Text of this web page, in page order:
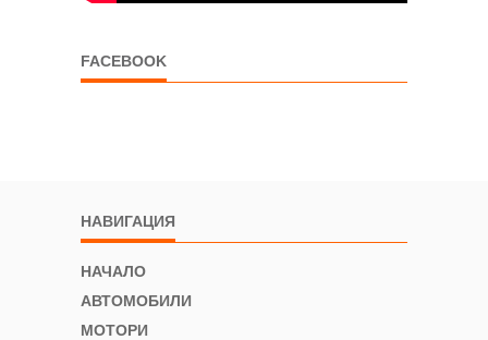
FACEBOOK
НАВИГАЦИЯ
НАЧАЛО
АВТОМОБИЛИ
МОТОРИ